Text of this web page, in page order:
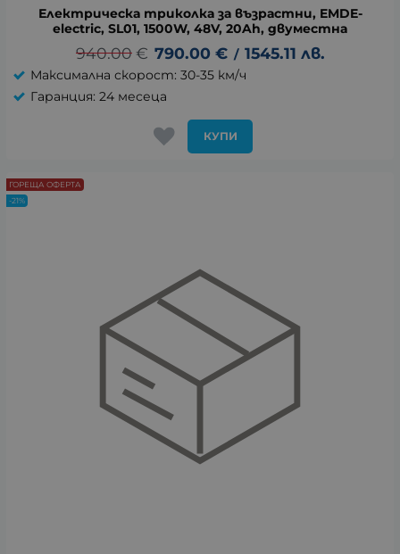
Електрическа триколка за възрастни, EMDE-
electric, SL01, 1500W, 48V, 20Ah, двуместна
940.00 € 790.00 € / 1545.11 лв.
Максимална скорост: 30-35 км/ч
Гаранция: 24 месеца
КУПИ
ГОРЕЩА ОФЕРТА
-21%